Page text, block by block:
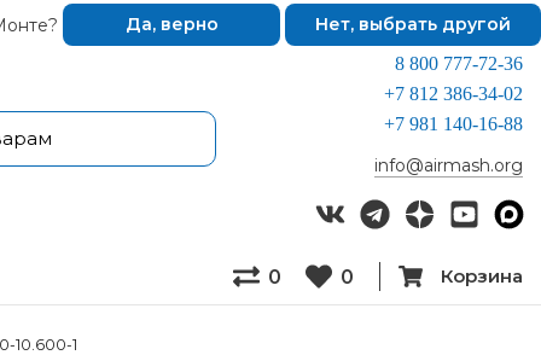
Да, верно Нет, выбрать другой
8 800 777-72-36
+7 812 386-34-02
+7 981 140-16-88
info@airmash.org
0 0 Корзина
10.600-1